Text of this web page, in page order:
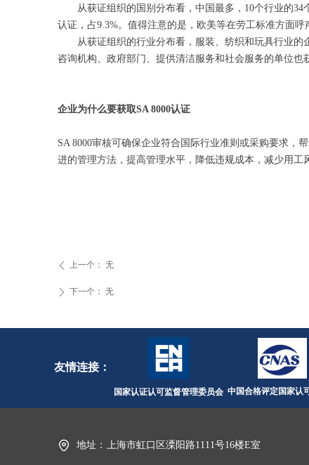
ꄴ 上一个： 无
ꄲ 下一个： 无
从获证组织的国别分布看，中国最多，10个行业的34
认证，占9.3%。值得注意的是，欧美等在劳工标准方面
从获证组织的行业分布看，服装、纺织和玩具行业的
咨询机构、政府部门、提供清洁服务和社会服务的单位也
企业为什么要获取SA 8000认证
SA 8000审核可确保企业符合国际行业准则或采购要求，
进的管理方法，提高管理水平，降低违规成本，减少用工
地址： 上海市虹口区溧阳路1111号16楼E室
友情连接：
国家认证认可监督管理委员会 中国合格评定国家认